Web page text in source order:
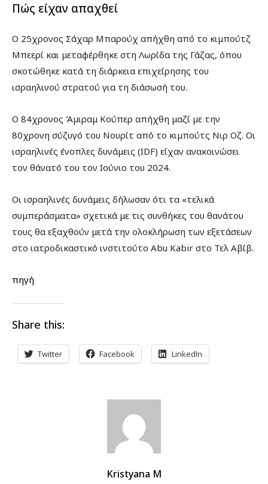
Πώς είχαν απαχθεί
Ο 25χρονος Σάχαρ Μπαρούχ απήχθη από το κιμπούτζ
Μπεερί και μεταφέρθηκε στη Λωρίδα της Γάζας, όπου
σκοτώθηκε κατά τη διάρκεια επιχείρησης του
ισραηλινού στρατού για τη διάσωσή του.
Ο 84χρονος Άμιραμ Κούπερ απήχθη μαζί με την
80χρονη σύζυγό του Νουρίτ από το κιμπούτς Νιρ Οζ. Οι
ισραηλινές ένοπλες δυνάμεις (IDF) είχαν ανακοινώσει
τον θάνατό του τον Ιούνιο του 2024.
Οι ισραηλινές δυνάμεις δήλωσαν ότι τα «τελικά
συμπεράσματα» σχετικά με τις συνθήκες του θανάτου
τους θα εξαχθούν μετά την ολοκλήρωση των εξετάσεων
στο ιατροδικαστικό ινστιτούτο Abu Kabir στο Τελ Αβίβ.
πηγή
Share this:
Twitter Facebook LinkedIn
Kristyana M